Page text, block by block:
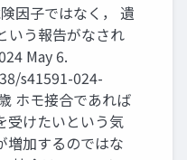
因子ではなく， 遺
いう報告がなされ
May 6.
s41591-024-
ホモ接合であれば
受けたいという気
増加するのではな